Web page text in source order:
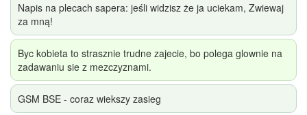
Napis na plecach sapera: jeśli widzisz że ja uciekam, Zwiewaj
za mną!
Byc kobieta to strasznie trudne zajecie, bo polega glownie na
zadawaniu sie z mezczyznami.
GSM BSE - coraz wiekszy zasieg